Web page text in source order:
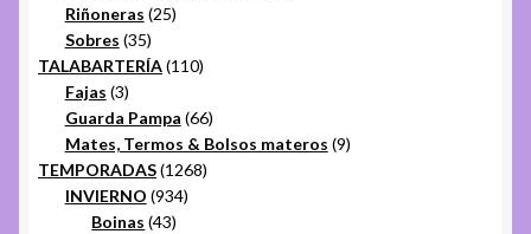
Riñoneras 2525
Sobres 3535
productos
TALABARTERÍA 110110
Fajas 33
productos
Guarda Pampa 6666
productos
Mates, Termos & Bolsos materos 99
TEMPORADAS 12681268
INVIERNO 934934
Boinas 4343